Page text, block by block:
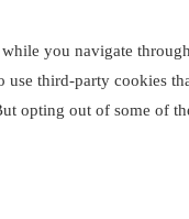
you navigate
third-party cookies
opting out of some of